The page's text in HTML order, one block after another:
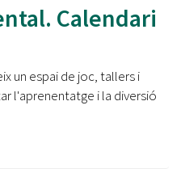
Calendari
un espai de joc, tallers i
l'aprenentatge i la diversió